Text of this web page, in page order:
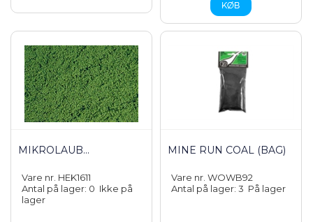
MIKROLAUB...
Vare nr. HEK1611
Antal på lager: 0 Ikke på
lager
MINE RUN COAL (BAG)
Vare nr. WOWB92
Antal på lager: 3 På lager